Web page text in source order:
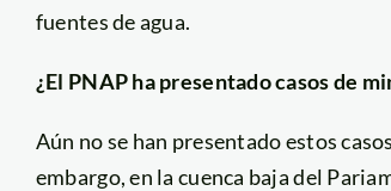
fuentes de agua.
¿El PNAP ha presentado casos de
Aún no se han presentado estos
embargo, en la cuenca baja del